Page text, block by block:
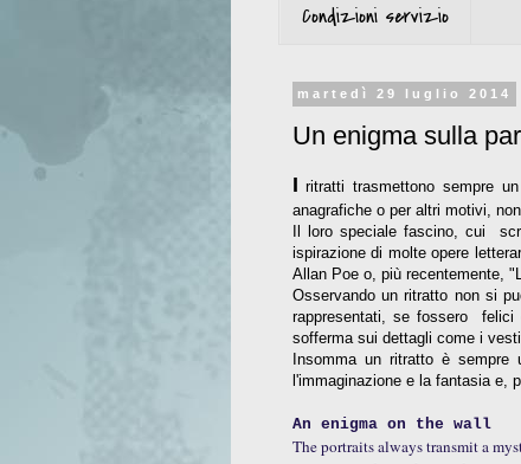
Condizioni servizio
martedì 29 luglio 2014
Un enigma sulla
I ritratti trasmettono sempre
anagrafiche o per altri motivi,
Il loro speciale fascino, cui
ispirazione di molte opere
Allan Poe o, più recentemente,
Osservando un ritratto non si
rappresentati, se fossero felici
sofferma sui dettagli come i
Insomma un ritratto è
l'immaginazione e la fantasia e,
An enigma on the wall
The portraits always transmit a